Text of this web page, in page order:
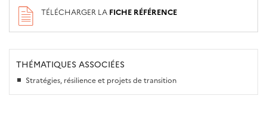
TÉLÉCHARGER LA FICHE RÉFÉRENCE
THÉMATIQUES ASSOCIÉES
Stratégies, résilience et projets de transition